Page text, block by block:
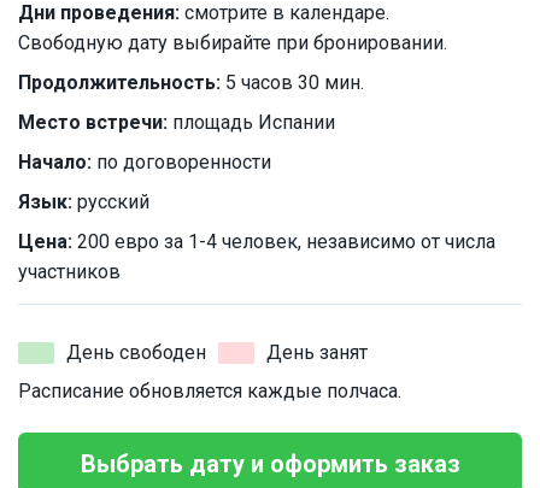
Дни проведения: смотрите в календаре.
Свободную дату выбирайте при бронировании.
Продолжительность: 5 часов 30 мин.
Место встречи: площадь Испании
Начало: по договоренности
Язык: русский
Цена: 200 евро за 1-4 человек, независимо от числа
участников
День свободен
День занят
Расписание обновляется каждые полчаса.
Выбрать дату и оформить заказ